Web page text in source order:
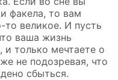
факела, то вам
то великое. И пусть
ваша жизнь
и только мечтаете о
не подозревая, что
сбыться.